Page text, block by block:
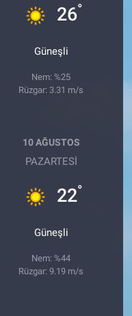
26°
Güneşli
Nem: %25
Rüzgar: 3.31 m/s
10 AĞUSTOS
PAZARTESI
22°
Güneşli
Nem: %44
Rüzgar: 9.19 m/s